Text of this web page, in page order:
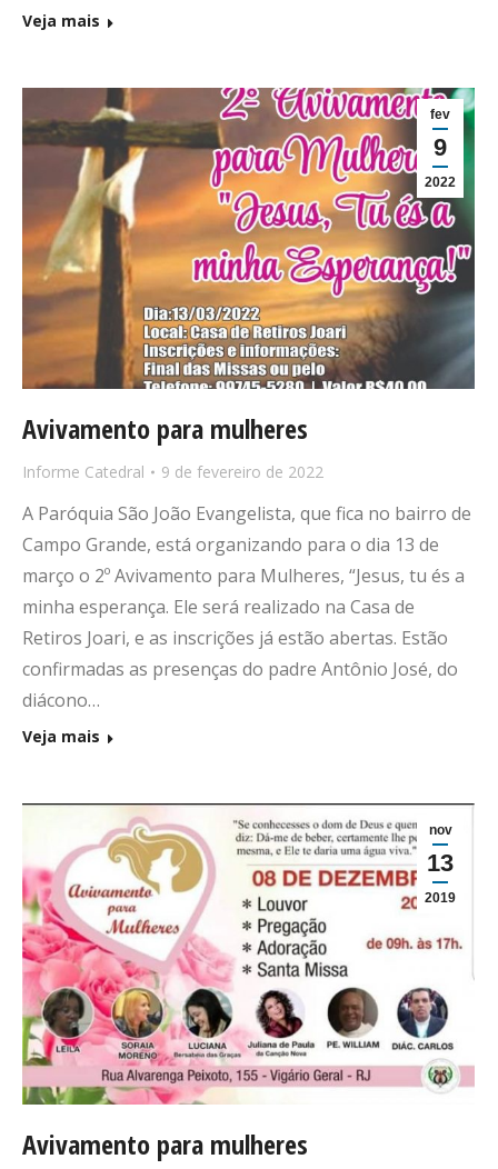
Veja mais
fev
9
2022
Avivamento para mulheres
Informe Catedral 9 de fevereiro de 2022
A Paróquia São João Evangelista, que fica no bairro de
Campo Grande, está organizando para o dia 13 de
março o 2º Avivamento para Mulheres, “Jesus, tu és a
minha esperança. Ele será realizado na Casa de
Retiros Joari, e as inscrições já estão abertas. Estão
confirmadas as presenças do padre Antônio José, do
diácono…
Veja mais
nov
13
2019
Avivamento para mulheres